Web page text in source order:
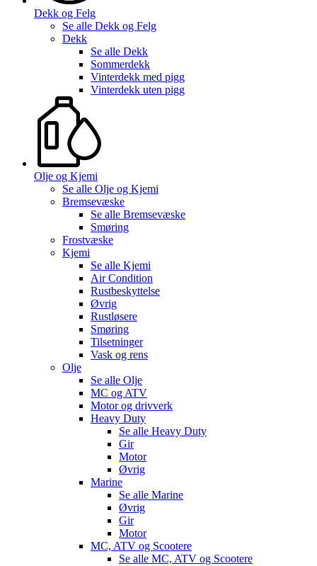
Dekk og Felg
Se alle Dekk og Felg
Dekk
Se alle Dekk
Sommerdekk
Vinterdekk med pigg
Vinterdekk uten pigg
Olje og Kjemi
Se alle Olje og Kjemi
Bremsevæske
Se alle Bremsevæske
Smøring
Frostvæske
Kjemi
Se alle Kjemi
Air Condition
Rustbeskyttelse
Øvrig
Rustløsere
Smøring
Tilsetninger
Vask og rens
Olje
Se alle Olje
MC og ATV
Motor og drivverk
Heavy Duty
Se alle Heavy Duty
Gir
Motor
Øvrig
Marine
Se alle Marine
Øvrig
Gir
Motor
MC, ATV og Scootere
Se alle MC, ATV og Scootere